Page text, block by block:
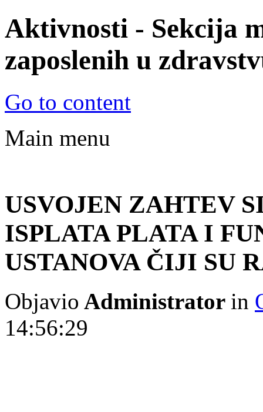
Aktivnosti - Sekcija
zaposlenih u
Go to content
Main menu
USVOJEN ZAHTEV
ISPLATA PLATA I
USTANOVA ČIJI SU
Objavio Administrator in
14:56:29
© Sekcija mladih Sindikata
zdravstvu i socijalnoj zaštiti